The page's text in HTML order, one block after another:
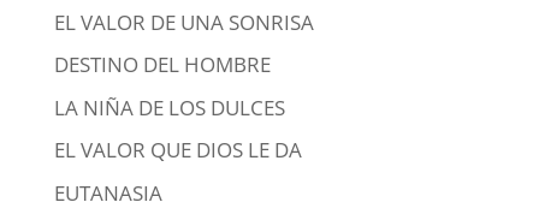
EL VALOR DE UNA SONRISA
DESTINO DEL HOMBRE
LA NIÑA DE LOS DULCES
EL VALOR QUE DIOS LE DA
EUTANASIA